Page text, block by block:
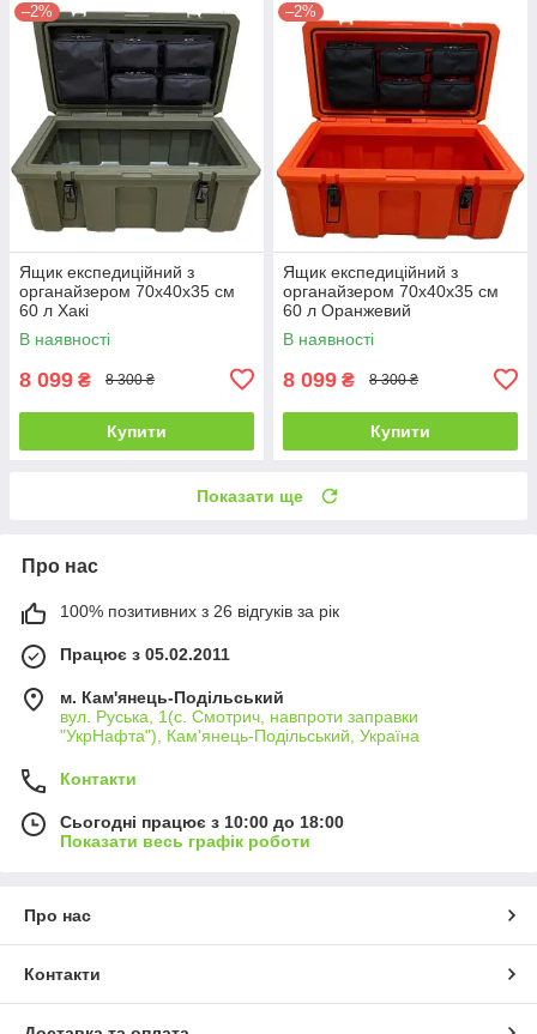
–2%
Ящик експедиційний з
органайзером 70х40х35 см
60 л Хакі
В наявності
8 099 ₴ 8 300 ₴
Купити
–2%
Ящик експедиційний з
органайзером 70х40х35 см
60 л Оранжевий
В наявності
8 099 ₴ 8 300 ₴
Купити
Показати ще
Про нас
100% позитивних з 26 відгуків за рік
Працює з 05.02.2011
м. Кам'янець-Подільський
вул. Руська, 1(с. Смотрич, навпроти заправки
"УкрНафта"), Кам'янець-Подільський, Україна
Контакти
Сьогодні працює з 10:00 до 18:00
Показати весь графік роботи
Про нас
Контакти